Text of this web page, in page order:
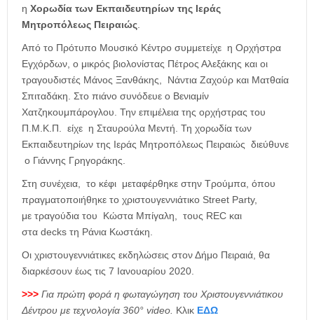
η Χορωδία των Εκπαιδευτηρίων της Ιεράς
Μητροπόλεως Πειραιώς.
Από το Πρότυπο Μουσικό Κέντρο συμμετείχε η Ορχήστρα
Εγχόρδων, ο μικρός βιολονίστας Πέτρος Αλεξάκης και οι
τραγουδιστές Μάνος Ξανθάκης, Νάντια Ζαχούρ και Ματθαία
Σπιταδάκη. Στο πιάνο συνόδευε ο Βενιαμίν
Χατζηκουμπάρογλου. Την επιμέλεια της ορχήστρας του
Π.Μ.Κ.Π. είχε η Σταυρούλα Μεντή. Τη χορωδία των
Εκπαιδευτηρίων της Ιεράς Μητροπόλεως Πειραιώς διεύθυνε
ο Γιάννης Γρηγοράκης.
Στη συνέχεια, το κέφι μεταφέρθηκε στην Τρούμπα, όπου
πραγματοποιήθηκε το χριστουγεννιάτικο Street Party,
με τραγούδια του Κώστα Μπίγαλη, τους REC και
στα decks τη Ράνια Κωστάκη.
Οι χριστουγεννιάτικες εκδηλώσεις στον Δήμο Πειραιά, θα
διαρκέσουν έως τις 7 Ιανουαρίου 2020.
>>> Για πρώτη φορά η φωταγώγηση του Χριστουγεννιάτικου
Δέντρου με τεχνολογία 360° video. Κλικ ΕΔΩ